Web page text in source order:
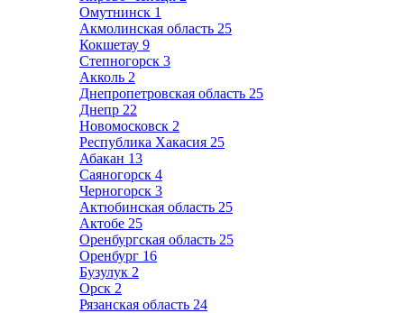
Омутнинск 1
Акмолинская область 25
Кокшетау 9
Степногорск 3
Акколь 2
Днепропетровская область 25
Днепр 22
Новомосковск 2
Республика Хакасия 25
Абакан 13
Саяногорск 4
Черногорск 3
Актюбинская область 25
Актобе 25
Оренбургская область 25
Оренбург 16
Бузулук 2
Орск 2
Рязанская область 24